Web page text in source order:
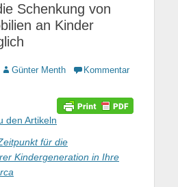
Schenkung von
an Kinder
AutorGünter Menth
Kommentar
den Artikeln
für die
Kindergeneration in Ihre